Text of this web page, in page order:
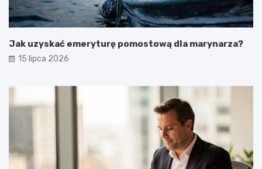
Jak uzyskać emeryturę pomostową dla marynarza?
15 lipca 2026